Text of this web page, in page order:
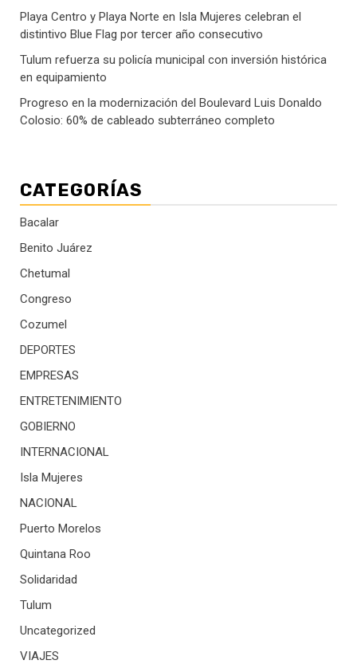
Playa Centro y Playa Norte en Isla Mujeres celebran el
distintivo Blue Flag por tercer año consecutivo
Tulum refuerza su policía municipal con inversión histórica
en equipamiento
Progreso en la modernización del Boulevard Luis Donaldo
Colosio: 60% de cableado subterráneo completo
CATEGORÍAS
Bacalar
Benito Juárez
Chetumal
Congreso
Cozumel
DEPORTES
EMPRESAS
ENTRETENIMIENTO
GOBIERNO
INTERNACIONAL
Isla Mujeres
NACIONAL
Puerto Morelos
Quintana Roo
Solidaridad
Tulum
Uncategorized
VIAJES